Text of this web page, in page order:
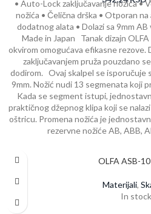
• Auto-Lock zaključavanje nožića •
nožića • Čelična drška • Otporan
dodatnog alata • Dolazi sa 9mm
Made in Japan Tanak dizajn
okvirom omogućava efikasne rezove.
zaključavanjem pruža pouzdano
dodirom. Ovaj skalpel se isporučuje
9mm. Nožić nudi 13 segmenata koji
Kada se segment istupi,
praktičnog džepnog klipa koji se
oštricu. Promena nožića je
rezervne nožiće AB, ABB,
OLFA ASB-
Materijali,
In stock